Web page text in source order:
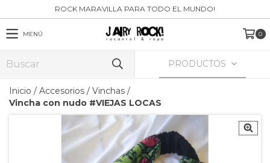
ROCK MARAVILLA PARA TODO EL MUNDO!
MENÚ 0
PRODUCTOS
Inicio / Accesorios / Vinchas /
Vincha con nudo #VIEJAS LOCAS